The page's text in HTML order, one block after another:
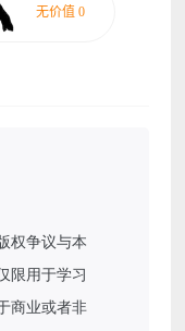
权争议与本
限用于学习
商业或者非